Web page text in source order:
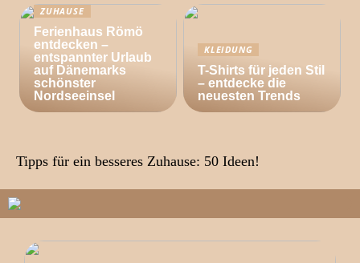
ZUHAUSE
Ferienhaus Römö
entdecken –
entspannter Urlaub
auf Dänemarks
schönster
Nordseeinsel
KLEIDUNG
T-Shirts für jeden Stil
– entdecke die
neuesten Trends
Tipps für ein besseres Zuhause: 50 Ideen!